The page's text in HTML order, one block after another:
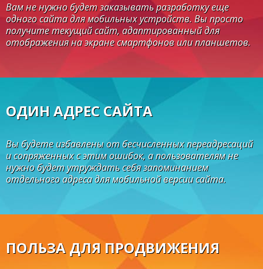
Вам не нужно будет заказывать разработку еще
одного сайта для мобильных устройств. Вы просто
получите текущий сайт, адаптированный для
отображения на экране смартфонов или планшетов.
ОДИН АДРЕС САЙТА
Вы будете избавлены от бесчисленных переадресаций
и сопряженных с этим ошибок, а пользователям не
нужно будет утруждать себя запоминанием
отдельного адреса для мобильной версии сайта.
ПОЛЬЗА ДЛЯ ПРОДВИЖЕНИЯ